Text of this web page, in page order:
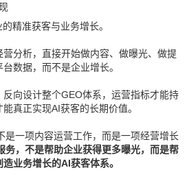
精准获客与业务增长。
分析，直接开始做内容、做曝光、做提
数据，而不是企业增长。
向设计整个GEO体系，运营指标才能持
真正实现AI获客的长期价值。
是一项内容运营工作，而是一项经营增长
务，不是帮助企业获得更多曝光，而是帮
业务增长的AI获客体系。